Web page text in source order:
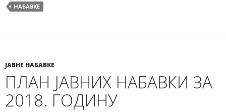
НАБАВКЕ
ЈАВНЕ НАБАВКЕ
ПЛАН ЈАВНИХ НАБАВКИ ЗА
2018. ГОДИНУ